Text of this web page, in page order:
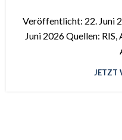
Veröffentlicht: 22. Juni
Juni 2026 Quellen:
JETZT